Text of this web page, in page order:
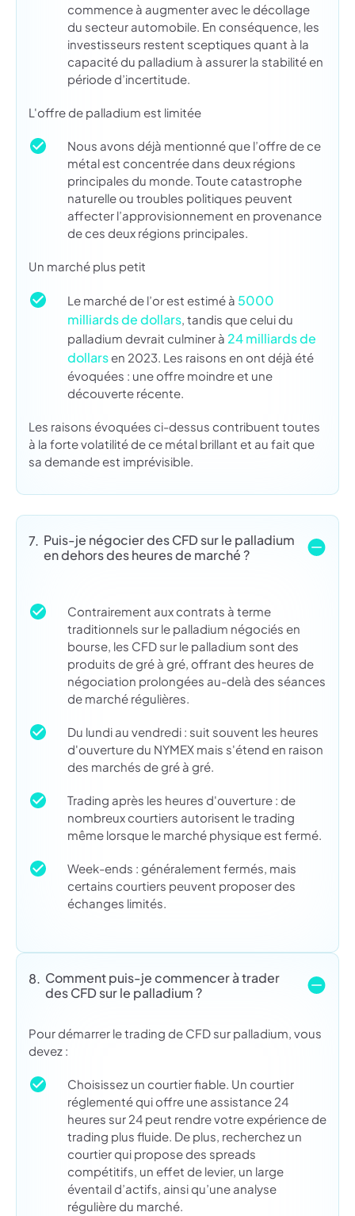
commence à augmenter avec le décollage
du secteur automobile. En conséquence, les
investisseurs restent sceptiques quant à la
capacité du palladium à assurer la stabilité en
période d’incertitude.
L'offre de palladium est limitée
Nous avons déjà mentionné que l’offre de ce
métal est concentrée dans deux régions
principales du monde. Toute catastrophe
naturelle ou troubles politiques peuvent
affecter l’approvisionnement en provenance
de ces deux régions principales.
Un marché plus petit
Le marché de l’or est estimé à 5000
milliards de dollars , tandis que celui du
palladium devrait culminer à 24 milliards de
dollars en 2023. Les raisons en ont déjà été
évoquées : une offre moindre et une
découverte récente.
Les raisons évoquées ci-dessus contribuent toutes
à la forte volatilité de ce métal brillant et au fait que
sa demande est imprévisible.
7. Puis-je négocier des CFD sur le palladium
en dehors des heures de marché ?
Contrairement aux contrats à terme
traditionnels sur le palladium négociés en
bourse, les CFD sur le palladium sont des
produits de gré à gré, offrant des heures de
négociation prolongées au-delà des séances
de marché régulières.
Du lundi au vendredi : suit souvent les heures
d'ouverture du NYMEX mais s'étend en raison
des marchés de gré à gré.
Trading après les heures d'ouverture : de
nombreux courtiers autorisent le trading
même lorsque le marché physique est fermé.
Week-ends : généralement fermés, mais
certains courtiers peuvent proposer des
échanges limités.
8. Comment puis-je commencer à trader
des CFD sur le palladium ?
Pour démarrer le trading de CFD sur palladium, vous
devez :
Choisissez un courtier fiable. Un courtier
réglementé qui offre une assistance 24
heures sur 24 peut rendre votre expérience de
trading plus fluide. De plus, recherchez un
courtier qui propose des spreads
compétitifs, un effet de levier, un large
éventail d’actifs, ainsi qu’une analyse
régulière du marché.